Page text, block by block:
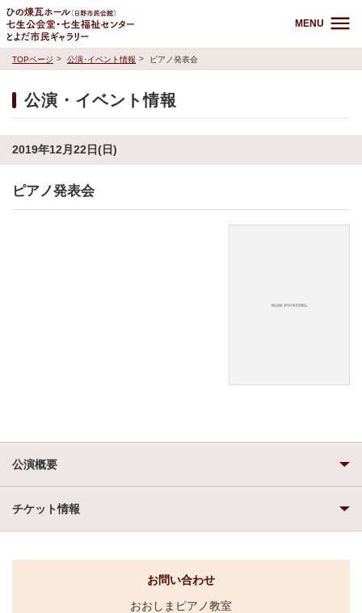
MENU
TOPページ 公演･イベント情報 ピアノ発表会
公演・イベント情報
2019年12月22日(日)
ピアノ発表会
公演概要
チケット情報
お問い合わせ
おおしまピアノ教室